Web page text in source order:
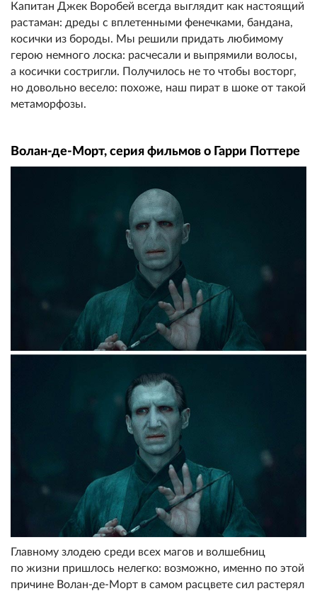
Капитан Джек Воробей всегда выглядит как настоящий
растаман: дреды с вплетенными фенечками, бандана,
косички из бороды. Мы решили придать любимому
герою немного лоска: расчесали и выпрямили волосы,
а косички состригли. Получилось не то чтобы восторг,
но довольно весело: похоже, наш пират в шоке от такой
метаморфозы.
Волан-де-Морт, серия фильмов о Гарри Поттере
Главному злодею среди всех магов и волшебниц
по жизни пришлось нелегко: возможно, именно по этой
причине Волан-де-Морт в самом расцвете сил растерял